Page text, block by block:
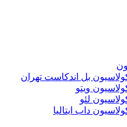
بل اندکاست تهران
ویتو
لئو
داب ایتالیا